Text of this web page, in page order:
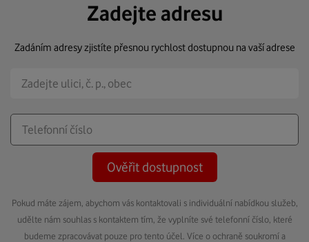
Zadejte adresu
Zadáním adresy zjistíte přesnou rychlost dostupnou na vaší adrese
Ověřit dostupnost
Pokud máte zájem, abychom vás kontaktovali s individuální nabídkou služeb,
udělte nám souhlas s kontaktem tím, že vyplníte své telefonní číslo, které
budeme zpracovávat pouze pro tento účel. Více o ochraně soukromí a